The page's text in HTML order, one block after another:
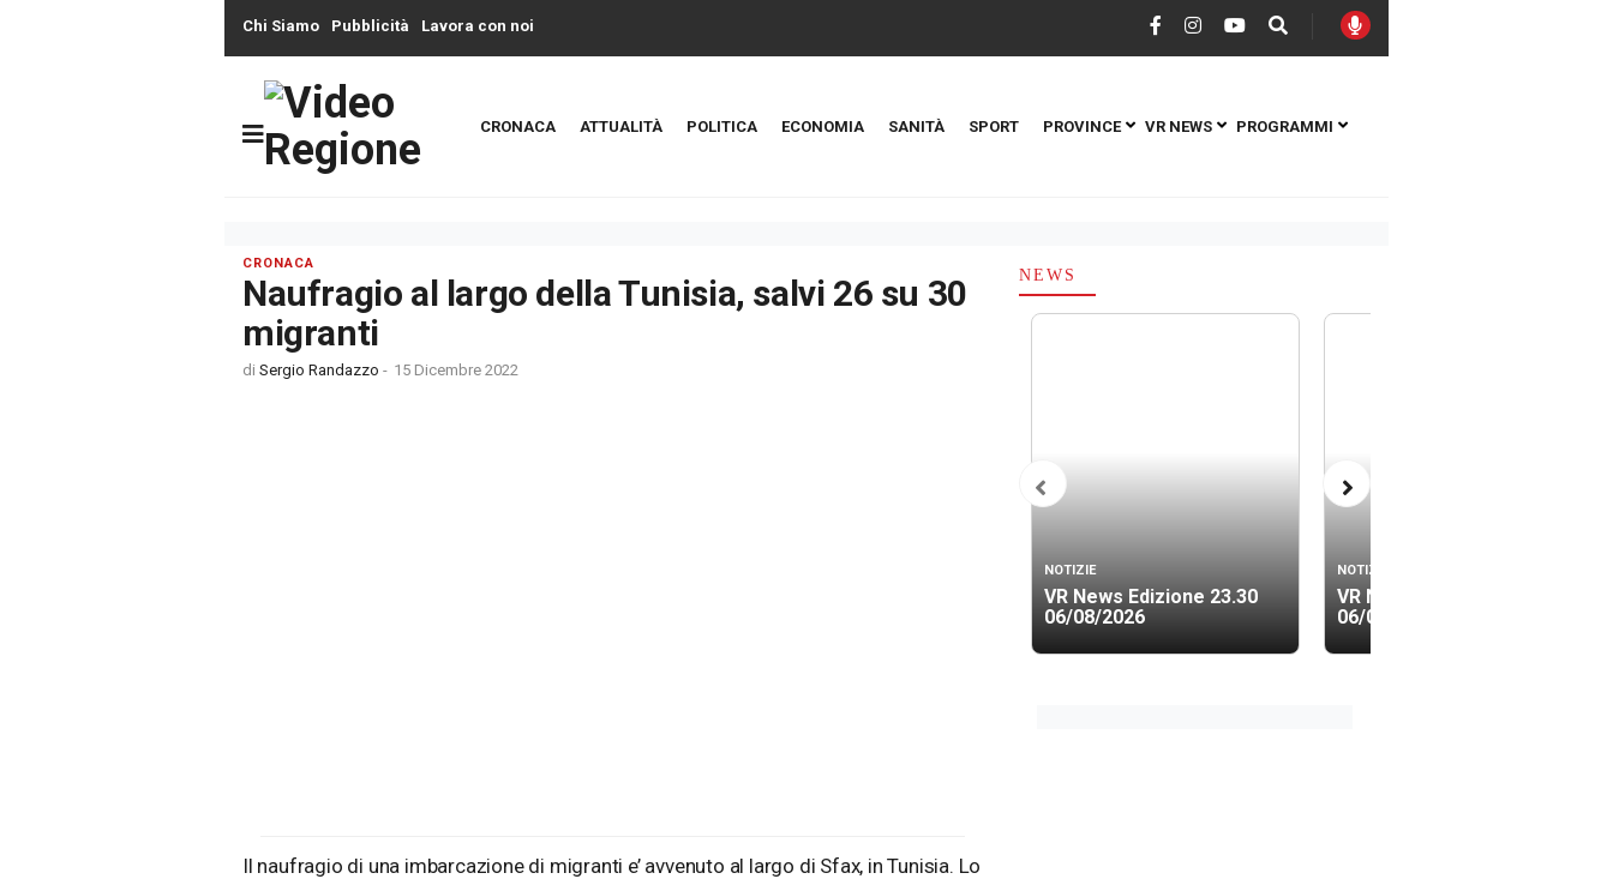
Chi Siamo Pubblicità Lavora con noi
CRONACA ATTUALITÀ POLITICA ECONOMIA SANITÀ SPORT PROVINCE VR NEWS PROGRAMMI
CRONACA
Naufragio al largo della Tunisia, salvi 26 su 30
migranti
di Sergio Randazzo - 15 Dicembre 2022
Il naufragio di una imbarcazione di migranti e’ avvenuto al largo di Sfax, in Tunisia. Lo
NEWS
NOTIZIE
VR News Edizione 23.30
06/08/2026
NOTIZIE
VR News Edizione 19.40
06/08/2026